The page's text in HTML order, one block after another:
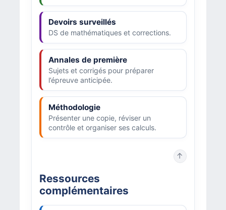
Devoirs surveillés
DS de mathématiques et corrections.
Annales de première
Sujets et corrigés pour préparer
l’épreuve anticipée.
Méthodologie
Présenter une copie, réviser un
contrôle et organiser ses calculs.
↑
Ressources
complémentaires